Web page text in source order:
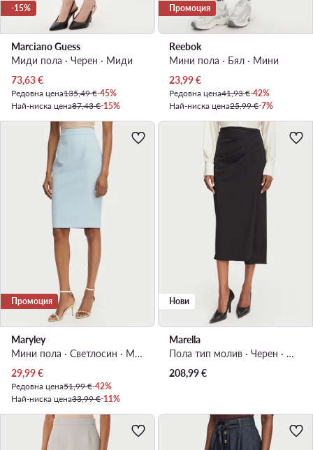
-15%
Marciano Guess
Миди пола · Черен · Миди
Актуална цена
73,63€
Редовна цена135,49 €-45%
Най-ниска цена87,43 €-15%
Промоция
Reebok
Мини пола · Бял · Мини
Актуална цена
23,99€
Редовна цена41,93 €-42%
Най-ниска цена25,99 €-7%
Промоция
Maryley
Мини пола · Светлосин · Мини
Актуална цена
29,99€
Редовна цена51,99 €-42%
Най-ниска цена33,99 €-11%
Нови
Marella
Пола тип молив · Черен · Миди
208,99€